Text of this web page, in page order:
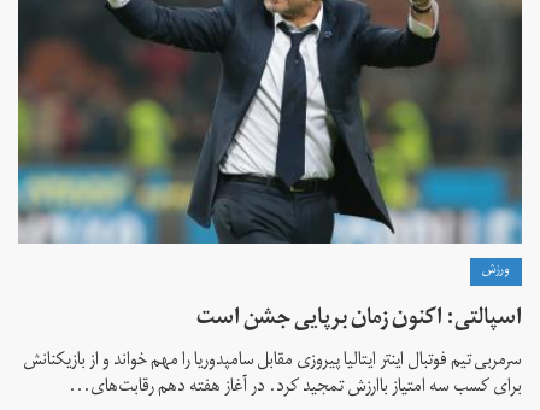
ورزش
اسپالتی: اکنون زمان برپایی جشن است
سرمربی تیم فوتبال اینتر ایتالیا پیروزی مقابل سامپدوریا را مهم خواند و از بازیکنانش
برای کسب سه امتیاز باارزش تمجید کرد. در آغاز هفته دهم رقابت‌های...